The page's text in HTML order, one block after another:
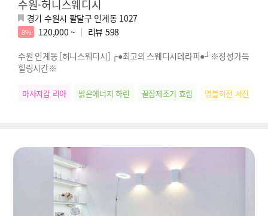
수원-허니스웨디시
경기 수원시 팔달구 인계동 1027
8% 120,000 ~ 리뷰 598
수원 인계동 [허니스웨디시] ┌●최고의 스웨디시테라피●┘※정성가득
힐링시간※
마사지갑 리아 밝은에너지 하린 꿀잠제조기 효림 명불허전 서진